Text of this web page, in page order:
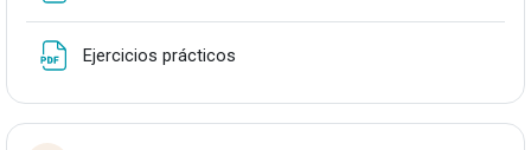
Ejercicios prácticos